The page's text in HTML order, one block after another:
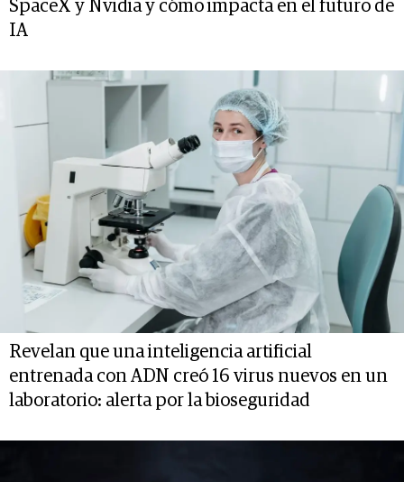
SpaceX y Nvidia y cómo impacta en el futuro de
IA
Revelan que una inteligencia artificial
entrenada con ADN creó 16 virus nuevos en un
laboratorio: alerta por la bioseguridad